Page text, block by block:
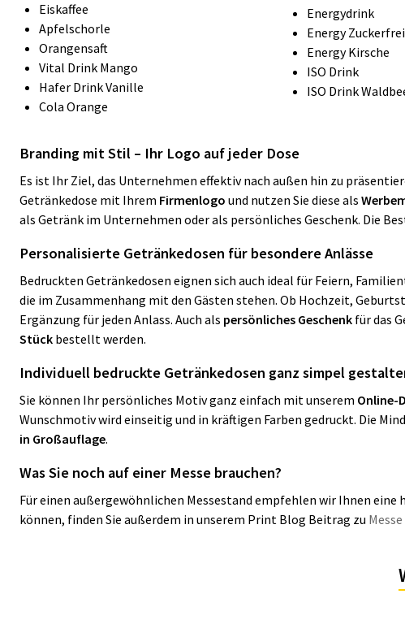
Eiskaffee
Apfelschorle
Orangensaft
Vital Drink Mango
Hafer Drink Vanille
Cola Orange
Energydrink
Energy Zuckerfrei
Energy Kirsche
ISO Drink
ISO Drink
Branding mit Stil – Ihr Logo auf jeder Dose
Es ist Ihr Ziel, das Unternehmen effektiv nach außen hin zu
Getränkedose mit Ihrem Firmenlogo und nutzen Sie diese als
als Getränk im Unternehmen oder als persönliches Geschenk. Die
Personalisierte Getränkedosen für besondere Anlässe
Bedruckten Getränkedosen eignen sich auch ideal für Feiern,
die im Zusammenhang mit den Gästen stehen. Ob Hochzeit,
Ergänzung für jeden Anlass. Auch als persönliches Geschenk für das
Stück bestellt werden.
Individuell bedruckte Getränkedosen ganz simpel
Sie können Ihr persönliches Motiv ganz einfach mit unserem Online-
Wunschmotiv wird einseitig und in kräftigen Farben gedruckt. Die
in Großauflage.
Was Sie noch auf einer Messe brauchen?
Für einen außergewöhnlichen Messestand empfehlen wir Ihnen eine
können, finden Sie außerdem in unserem Print Blog Beitrag zu